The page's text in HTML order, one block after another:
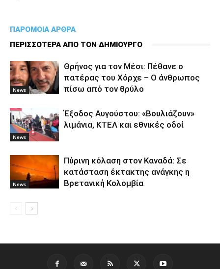
ΠΑΡΟΜΟΙΑ ΑΡΘΡΑ
ΠΕΡΙΣΣΟΤΕΡΑ ΑΠΟ ΤΟΝ ΔΗΜΙΟΥΡΓΟ
News
Θρήνος για τον Μέσι: Πέθανε ο
πατέρας του Χόρχε – Ο άνθρωπος
πίσω από τον θρύλο
News
Έξοδος Αυγούστου: «Βουλιάζουν»
λιμάνια, ΚΤΕΛ και εθνικές οδοί
News
Πύρινη κόλαση στον Καναδά: Σε
κατάσταση έκτακτης ανάγκης η
Βρετανική Κολομβία